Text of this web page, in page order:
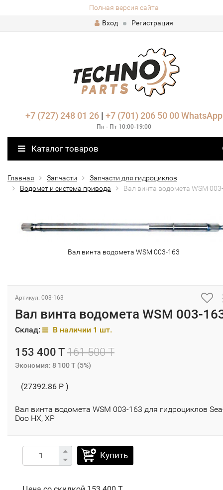
Полная версия сайта
Вход
Регистрация
+7 (727) 248 01 26| +7 (701) 206 50 00 WhatsApp
Пн - Пт 10:00-19:00
Каталог товаров
Главная Запчасти
Запчасти для гидроциклов
Водомет и система привода
Вал винта водомета WSM
Вал винта водомета WSM 003-163
Артикул: 003-163
Вал винта водомета WSM 003-
Склад: В наличии 1 шт.
153 400 T 161 500 T
Экономия: 8 100 T (5%)
(27392.86 P )
Вал винта водомета WSM 003-163 для гидроциклов
Doo HX, XP
Купить